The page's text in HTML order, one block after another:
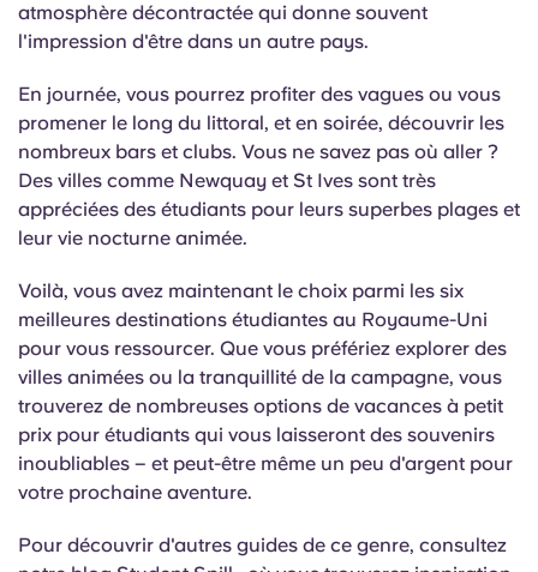
atmosphère décontractée qui donne souvent
l'impression d'être dans un autre pays.
En journée, vous pourrez profiter des vagues ou vous
promener le long du littoral, et en soirée, découvrir les
nombreux bars et clubs. Vous ne savez pas où aller ?
Des villes comme Newquay et St Ives sont très
appréciées des étudiants pour leurs superbes plages et
leur vie nocturne animée.
Voilà, vous avez maintenant le choix parmi les six
meilleures destinations étudiantes au Royaume-Uni
pour vous ressourcer. Que vous préfériez explorer des
villes animées ou la tranquillité de la campagne, vous
trouverez de nombreuses options de vacances à petit
prix pour étudiants qui vous laisseront des souvenirs
inoubliables – et peut-être même un peu d'argent pour
votre prochaine aventure.
Pour découvrir d'autres guides de ce genre, consultez